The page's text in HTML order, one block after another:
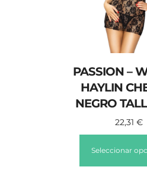
PASSION –
HAYLIN
NEGRO
22,31€
Seleccionar